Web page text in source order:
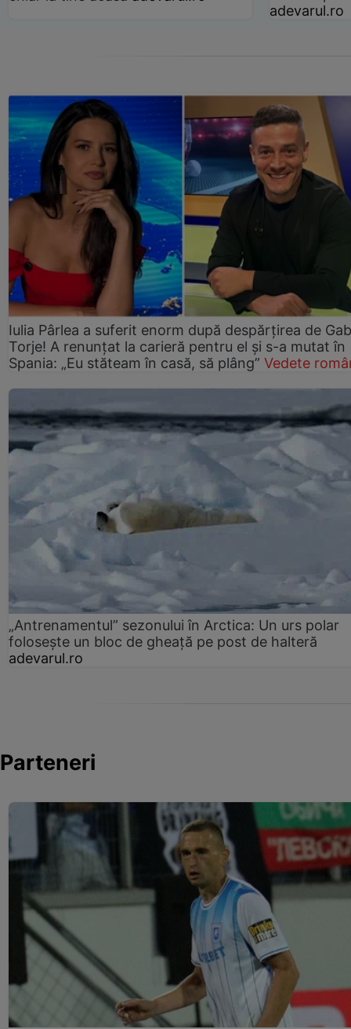
adevarul.ro
Iulia Pârlea a suferit enorm după despărțirea de
Torje! A renunțat la carieră pentru el și s-a mutat în
Spania: „Eu stăteam în casă, să plâng” Vedete
„Antrenamentul” sezonului în Arctica: Un urs polar
folosește un bloc de gheață pe post de halteră
adevarul.ro
Parteneri